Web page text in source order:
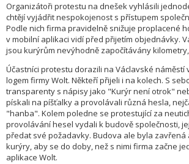
Organizátoři protestu na dnešek vyhlásili
chtějí vyjádřit nespokojenost s přístupem
Podle nich firma pravidelně snižuje proplacené
v mobilní aplikaci vidí před přijetím objednávky.
jsou kurýrům nevýhodně započítávány
Účastníci protestu dorazili na Václavské náměstí
logem firmy Wolt. Někteří přijeli i na kolech. S
transparenty s nápisy jako "Kurýr není otrok"
pískali na píšťalky a provolávali různá hesla,
"hanba". Kolem poledne se protestující za
provolávání hesel vydali k budově společnosti,
předat své požadavky. Budova ale byla
kurýry, aby se do doby, než s nimi firma začne
aplikace Wolt.